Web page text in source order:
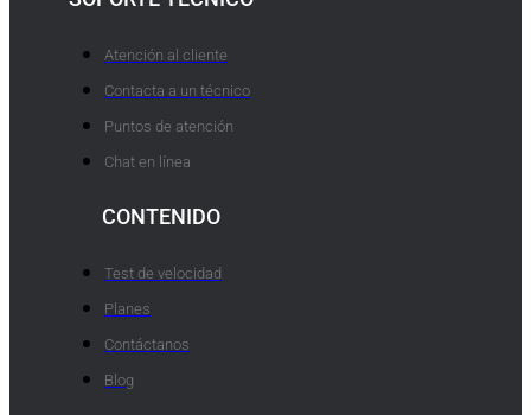
Atención al cliente
Contacta a un técnico
Puntos de atención
Chat en línea
CONTENIDO
Test de velocidad
Planes
Contáctanos
Blog